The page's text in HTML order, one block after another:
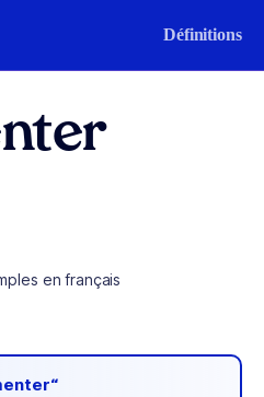
Définitions
en français